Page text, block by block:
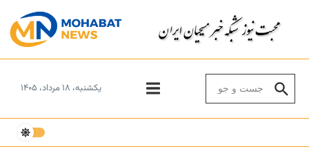
یکشنبه، ۱۸ مرداد، ۱۴۰۵